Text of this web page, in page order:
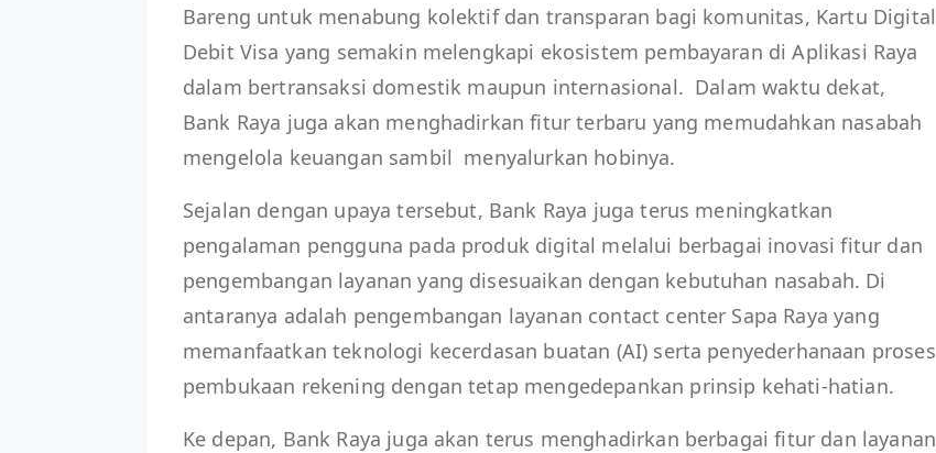
Bareng untuk menabung kolektif dan transparan bagi komunitas, Kartu Digital
Debit Visa yang semakin melengkapi ekosistem pembayaran di Aplikasi Raya
dalam bertransaksi domestik maupun internasional. Dalam waktu dekat,
Bank Raya juga akan menghadirkan fitur terbaru yang memudahkan nasabah
mengelola keuangan sambil menyalurkan hobinya.
Sejalan dengan upaya tersebut, Bank Raya juga terus meningkatkan
pengalaman pengguna pada produk digital melalui berbagai inovasi fitur dan
pengembangan layanan yang disesuaikan dengan kebutuhan nasabah. Di
antaranya adalah pengembangan layanan contact center Sapa Raya yang
memanfaatkan teknologi kecerdasan buatan (AI) serta penyederhanaan proses
pembukaan rekening dengan tetap mengedepankan prinsip kehati-hatian.
Ke depan, Bank Raya juga akan terus menghadirkan berbagai fitur dan layanan